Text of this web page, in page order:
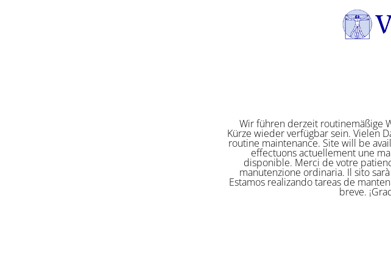
Wir führen derzeit routinemäßige
Kürze wieder verfügbar sein. Vielen
routine maintenance. Site will be
effectuons actuellement une
disponible. Merci de votre
manutenzione ordinaria. Il sito
Estamos realizando tareas de
breve.